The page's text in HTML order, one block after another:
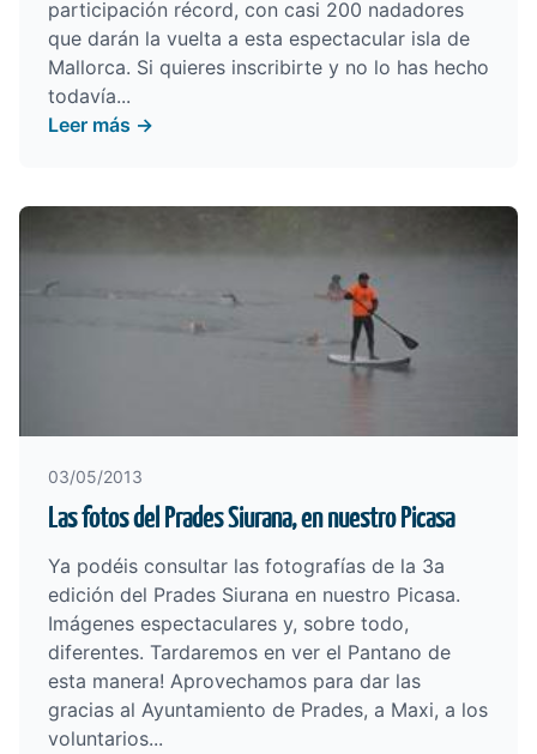
participación récord, con casi 200 nadadores
que darán la vuelta a esta espectacular isla de
Mallorca. Si quieres inscribirte y no lo has hecho
todavía...
Leer más →
03/05/2013
Las fotos del Prades Siurana, en nuestro Picasa
Ya podéis consultar las fotografías de la 3a
edición del Prades Siurana en nuestro Picasa.
Imágenes espectaculares y, sobre todo,
diferentes. Tardaremos en ver el Pantano de
esta manera! Aprovechamos para dar las
gracias al Ayuntamiento de Prades, a Maxi, a los
voluntarios...